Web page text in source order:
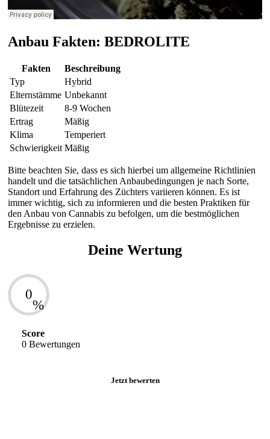
Anbau Fakten: BEDROLITE
Fakten
Beschreibung
Typ
Hybrid
Elternstämme Unbekannt
Blütezeit
8-9 Wochen
Ertrag
Mäßig
Klima
Temperiert
Schwierigkeit Mäßig
Bitte beachten Sie, dass es sich hierbei um allgemeine Richtlinien
handelt und die tatsächlichen Anbaubedingungen je nach Sorte,
Standort und Erfahrung des Züchters variieren können. Es ist
immer wichtig, sich zu informieren und die besten Praktiken für
den Anbau von Cannabis zu befolgen, um die bestmöglichen
Ergebnisse zu erzielen.
Deine Wertung
0
%
Score
0 Bewertungen
Jetzt bewerten